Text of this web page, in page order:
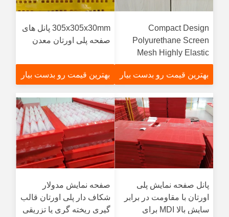
Compact Design
Polyurethane Screen
Mesh Highly Elastic
Improve
Productivtyfunction
google.translate.TranslateService();lib.translatePage('en',
'fa', function () {});}
بهترین قیمت رو بدست بیار
305x305x30mm پانل های
صفحه پلی اورتان معدن
بهترین قیمت رو بدست بیار
پانل صفحه نمایش پلی
اورتان با مقاومت در برابر
سایش بالا MDI برای
صفحه نمایش مدولار
شکاف دار پلی اورتان قالب
گیری ریخته گری یا تزریقی